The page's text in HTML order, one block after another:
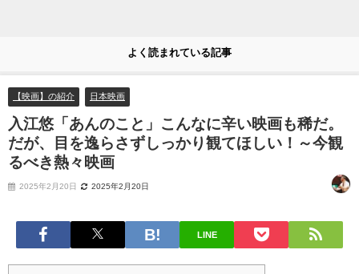
よく読まれている記事
【映画】の紹介 日本映画
入江悠「あんのこと」こんなに辛い映画も稀だ。
だが、目を逸らさずしっかり観てほしい！～今観
るべき熱々映画
2025年2月20日 2025年2月20日
LINE